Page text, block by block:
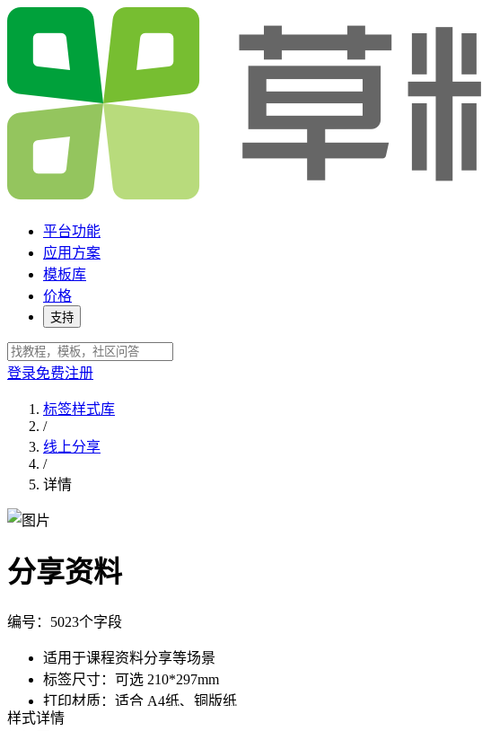
平台功能
应用方案
模板库
价格
支持
登录免费注册
标签样式库
/
线上分享
/
详情
分享资料
编号： 5023个字段
适用于课程资料分享等场景
标签尺寸： 可选 210*297mm
打印材质： 适合 A4纸、铜版纸
样式详情